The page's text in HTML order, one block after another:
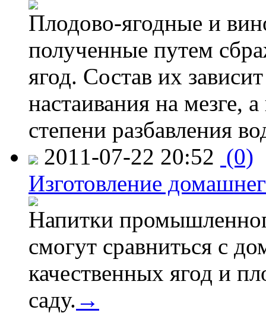
Плодово-ягодные и
полученные путем
ягод. Состав их
настаивания на мезге,
степени разбавления
2011-07-22 20:52 (0)
Изготовление
Напитки
смогут сравниться с
качественных ягод и
саду. →